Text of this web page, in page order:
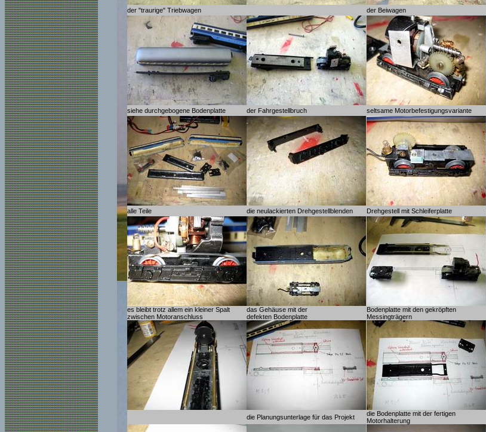
der "traurige" Triebwagen der Beiwagen
siehe durchgebogene Bodenplatte der Fahrgestellbruch seltsame Motorbefestigungsvariante
alle Teile die neulackierten Drehgestellblenden Drehgestell mit Schleiferplatte
es bleibt trotz allem ein kleiner Spalt
zwischen Motoranschluss
das Gehäuse mit der
defekten Bodenplatte
Bodenplatte mit den gekröpften
Messingträgern
die Planungsunterlage für das Projekt
die Bodenplatte mit der fertigen
Motorhalterung